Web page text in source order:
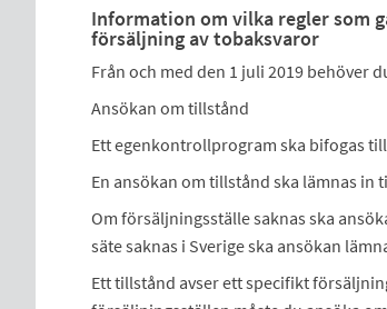
Information om vilka regler som
försäljning av tobaksvaror
Från och med den 1 juli 2019 behöver
Ansökan om tillstånd
Ett egenkontrollprogram ska bifogas
En ansökan om tillstånd ska lämnas
Om försäljningsställe saknas ska
säte saknas i Sverige ska ansökan
Ett tillstånd avser ett specifikt